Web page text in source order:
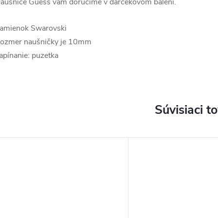
Swarovski
naušničky je 10mm
puzetka
Súvisiaci